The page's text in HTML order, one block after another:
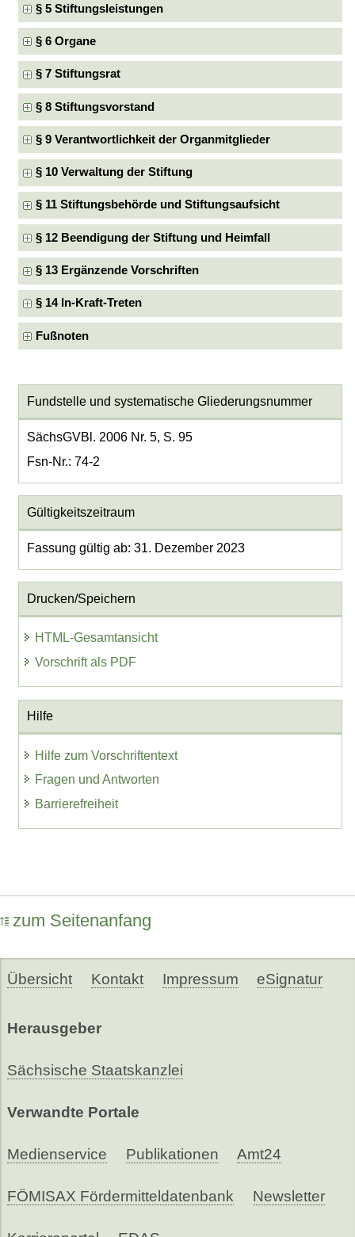
§ 5 Stiftungsleistungen
§ 6 Organe
§ 7 Stiftungsrat
§ 8 Stiftungsvorstand
§ 9 Verantwortlichkeit der Organmitglieder
§ 10 Verwaltung der Stiftung
§ 11 Stiftungsbehörde und Stiftungsaufsicht
§ 12 Beendigung der Stiftung und Heimfall
§ 13 Ergänzende Vorschriften
§ 14 In-Kraft-Treten
Fußnoten
Fundstelle und systematische Gliederungsnummer
SächsGVBl. 2006 Nr. 5, S. 95
Fsn-Nr.: 74-2
Gültigkeitszeitraum
Fassung gültig ab: 31. Dezember 2023
Drucken/Speichern
HTML-Gesamtansicht
Vorschrift als PDF
Hilfe
Hilfe zum Vorschriftentext
Fragen und Antworten
Barrierefreiheit
zum Seitenanfang
Übersicht Kontakt Impressum eSignatur
Herausgeber
Sächsische Staatskanzlei
Verwandte Portale
Medienservice Publikationen Amt24
FÖMISAX Fördermitteldatenbank Newsletter